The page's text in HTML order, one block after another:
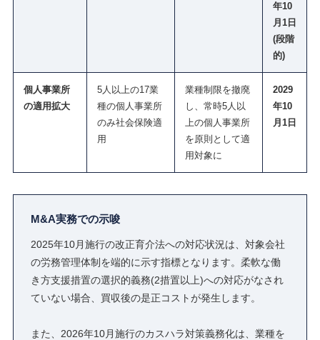
年10
月1日
(段階
的)
個人事業所
の適用拡大
5人以上の17業
種の個人事業所
のみ社会保険適
用
業種制限を撤廃
し、常時5人以
上の個人事業所
を原則として適
用対象に
2029
年10
月1日
M&A実務での示唆
2025年10月施行の改正育介法への対応状況は、対象会社
の労務管理体制を端的に示す指標となります。柔軟な働
き方支援措置の選択的義務(2措置以上)への対応がなされ
ていない場合、買収後の是正コストが発生します。
また、2026年10月施行のカスハラ対策義務化は、業種を